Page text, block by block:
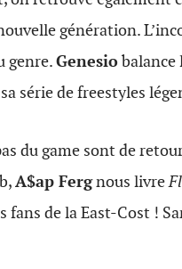
génération.
genre.Genesiobalance
série de freestyles
du game sont de
A$ap Fergnous livre
fans de la East-Cost !